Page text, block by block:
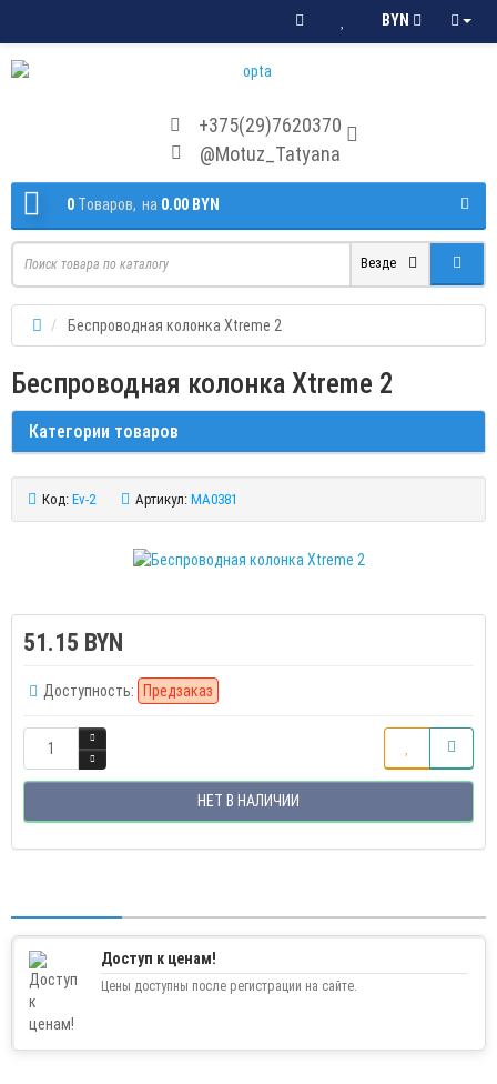
BYN
+375(29)7620370
@Motuz_Tatyana
0 Tоваров, на 0.00 BYN
Везде
Беспроводная колонка Xtreme 2
Беспроводная колонка Xtreme 2
Категории товаров
Код: Ev-2 Артикул: MA0381
51.15 BYN
Доступность: Предзаказ
НЕТ В НАЛИЧИИ
Доступ к ценам!
Цены доступны после регистрации на сайте.